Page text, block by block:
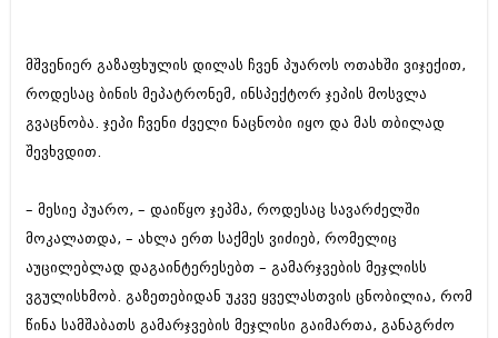
ავტორჩევები
ბელადები
ბიზნესსიახლეები
იუმორი
კალეიდოსკოპი
გვარები
თემიდას სასწორი
იუმორი
ჰოროსკოპი და შეუცნობელი
კრიმინალი
რომანი და დეტექტივი
მშვენიერ გაზაფხულის დილას ჩვენ პუაროს ოთახში ვიჯექით,
როდესაც ბინის მეპატრონემ, ინსპექტორ ჯეპის მოსვლა
გვაცნობა. ჯეპი ჩვენი ძველი ნაცნობი იყო და მას თბილად
შევხვდით.
– მესიე პუარო, – დაიწყო ჯეპმა, როდესაც სავარძელში
მოკალათდა, – ახლა ერთ საქმეს ვიძიებ, რომელიც
აუცილებლად დაგაინტერესებთ – გამარჯვების მეჯლისს
ვგულისხმობ. გაზეთებიდან უკვე ყველასთვის ცნობილია, რომ
წინა სამშაბათს გამარჯვების მეჯლისი გაიმართა, განაგრძო